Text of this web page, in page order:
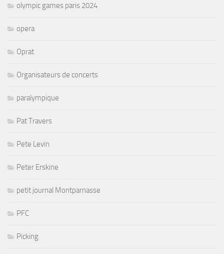
olympic games paris 2024
opera
Oprat
Organisateurs de concerts
paralympique
Pat Travers
Pete Levin
Peter Erskine
petit journal Montparnasse
PFC
Picking